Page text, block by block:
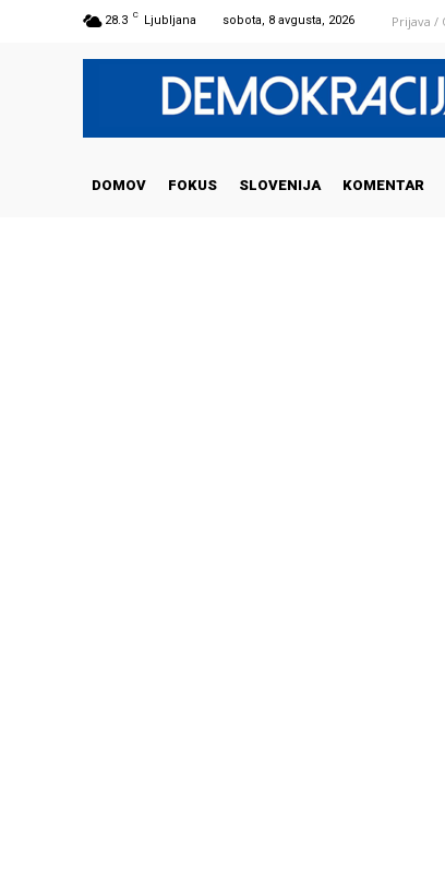
28.3 C Ljubljana sobota, 8 avgusta, 2026 Prijava /
DOMOV FOKUS SLOVENIJA KOMENTAR